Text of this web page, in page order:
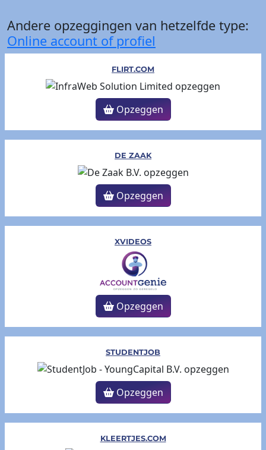
Andere opzeggingen van hetzelfde type:
Online account of profiel
FLIRT.COM
Opzeggen
DE ZAAK
Opzeggen
XVIDEOS
Opzeggen
STUDENTJOB
Opzeggen
KLEERTJES.COM